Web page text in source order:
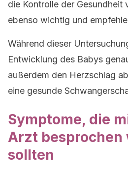
die Kontrolle der Gesundheit
ebenso wichtig und
Während dieser
Entwicklung des Babys
außerdem den Herzschlag
eine gesunde
Symptome, die
Arzt besprochen
sollten